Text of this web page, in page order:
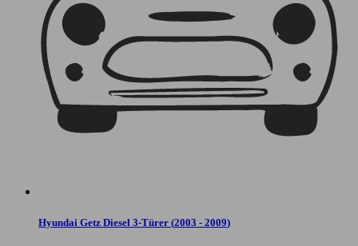
Hyundai Getz Diesel 3-Türer (2003 - 2009)